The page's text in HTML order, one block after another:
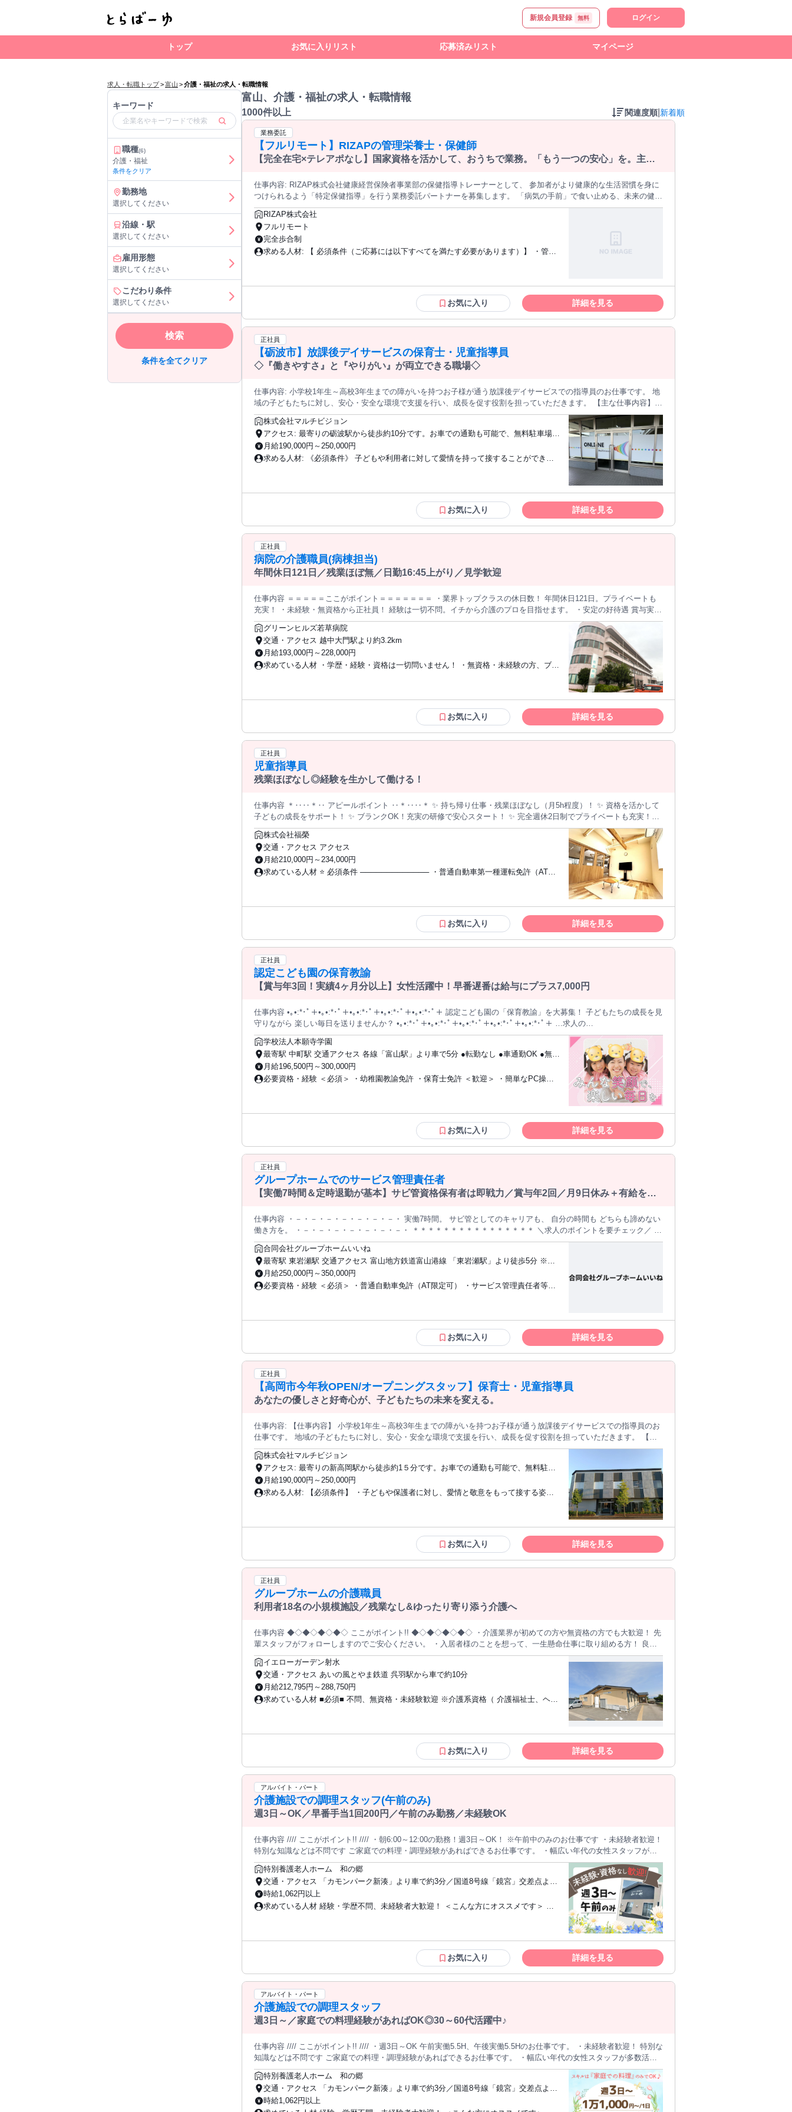
新規会員登録 無料 ログイン
トップ お気に入りリスト 応募済みリスト マイページ
求人・転職トップ>富山 >介護・福祉の求人・転職情報
キーワード
職種(6)
介護・福祉
条件をクリア
勤務地
選択してください
沿線・駅
選択してください
雇用形態
選択してください
こだわり条件
選択してください
検索
条件を全てクリア
富山、介護・福祉の求人・転職情報
1000件以上 関連度順 新着順
業務委託
【フルリモート】RIZAPの管理栄養士・保健師
【完全在宅×テレアポなし】国家資格を活かして、おうちで業務。「もう一つの安心」を。主
せた時間調整が可能です。1件ごとの成果報酬型だから、頑張った分だけ手応えのある収入に。
充実のサポート体制で、安心の在宅ワークを始めませんか？
仕事内容: RIZAP株式会社健康経営保険者事業部の保健指導トレーナーとして、 参加者がより健康的な生活習慣を身に
つけられるよう「特定保健指導」を行う業務委託パートナーを募集します。 「病気の手前」で食い止める、未来の健康
づくり 健康診断で生活習慣病のリスク（メタボリックシンドローム等）が見つかった方へ向けたサポートです。あなた
の専門知識を活かし、「病気にならないための生活習慣改善」を伴走しながら支援します。対象者様の未来の健康を守
る、非常にやりがいのあるお仕事です！ ≪応募条件≫ 保健師または管理栄養士の資格をお持ちの方 ※対象資格をお持
ちであれば、特定保健指導の業務自体が初めての方もご応募可能です。「人の健康に貢献したい」という思いをお持ち
のプロフェッショナルを歓迎いたします。 ≪業務開始までのステップ（実技スキルチェック）≫ 弊社では、業務を委
ールプレイング形式）」を実施させていただきます。事前に弊社の面談ノウハウや評価基準をしっかりと共有した上で
実技を確認するため、フリーランスとしての活動が初めての方でも、自信を持って業務をスタートしていただけます。
≪お仕事の流れ≫ ★初回面談から最終評価まで一貫して担当 ★面談・指導は全てオンラインで実施 ★初回面談アポ不
要！弊社予約システムで設定！ ★記録を自社管理システムに入力 ★専用アプリを使ったメッセージ送信（継続支援・
ムで行うため、テレアポ業務は原則なしです！
RIZAP株式会社
フルリモート
完全歩合制
求める人材: 【 必須条件（ご応募には以下すべてを満たす必要があります）】 ・管理
す。事前のご準備をお願いいたします。 ・基本的なPC操作が可能な方（簡単な入力操
作、メール対応など） ・スムーズなビデオ通話が可能なインターネット環境をご用意
いただける方（通信速度10Mbps以上推奨） ・中長期的に継続して業務をお任せでき
る方（基本契約は1年更新となります） ・特定保健指導に関する基礎知識・理解があ
る方（※実務経験は問いません！） ・今年度のご応募は10月の業務説明会までにご参
加可能な方に限る ⚠️ご注意事項（Wワークについて） 他のお仕事（パート・アルバイ
ト・フリーランス等）とのWワークは大歓迎です！ （※対象者様からの急な連絡や弊
き受けた業務を滞りなく遂行できる方に限らせていただきます。） 【 こんな方にピッ
タリの求人です！】 ・別のパートやフリーランスのお仕事と「Wワーク」したい方 ・
夕方17時以降や土日の「スキマ時間」を収入に変えたい方 ・対象者様と誠実に向き合
い、責任感を持ってサポートを楽しめる方 ・資格はあるけれど実務経験がない、また
はブランクがある方（手厚い導入サポートがあるので安心です！） ・「家事や育児の
合間」を活用して、家庭と無理なく両立したい方 《 働き方のイメージ（Wワークの稼
働例）》 「午前中は他のお仕事、夜19時から自宅で面談」など、ご自身の都合に合わ
ーまでの安心ステップ 》 契約締結から面談デビューまでは約2ヶ月間。事前のオンラ
イン業務説明（システム利用のオリエンテーション・理解度チェックあり）など、弊
社独自の丁寧な導入準備期間を設けています。「いきなり一人でスタート」というこ
とは絶対にありませんので、未経験の方も安心して飛び込んできてくださいね！
お気に入り 詳細を見る
正社員
【砺波市】放課後デイサービスの保育士・児童指導員
◇『働きやすさ』と『やりがい』が両立できる職場◇
仕事内容: 小学校1年生～高校3年生までの障がいを持つお子様が通う放課後デイサービスでの指導員のお仕事です。 地
域の子どもたちに対し、安心・安全な環境で支援を行い、成長を促す役割を担っていただきます。 【主な仕事内容】 *
放課後の子どもたちの身の回りの支援や遊びを通じた教育・指導 * 子どもたちの個々の特性に応じたプログラム、イベ
ントの作成補助・実施 * 保護者とのコミュニケーションおよび相談対応 * 定期的な記録や報告書の作成（持ち帰り仕事
はありません） * 社有車を利用した送迎（AT限定可） 子どもたちと一緒に成長し、共に楽しい時間を過ごすことが求
められます。地域社会への貢献を実感できるやりがいのある職場です。
株式会社マルチビジョン
アクセス: 最寄りの砺波駅から徒歩約10分です。お車での通勤も可能で、無料駐車場有
です。通勤に便利な立地となっております。
月給190,000円～250,000円
求める人材: 《必須条件》 子どもや利用者に対して愛情を持って接することができる
ている方 * 小学校、中学校、高校の教諭免許を有している方 * 社会福祉士、精神保健
業務に取り組むことができる方 * コミュニケーションを通じて、柔軟な対応ができる
方 * 主体的に考え、自発的に行動できる方
お気に入り 詳細を見る
正社員
病院の介護職員(病棟担当)
年間休日121日／残業ほぼ無／日勤16:45上がり／見学歓迎
仕事内容 ＝＝＝＝＝ここがポイント＝＝＝＝＝＝＝ ・業界トップクラスの休日数！ 年間休日121日。プライベートも
充実！ ・未経験・無資格から正社員！ 経験は一切不問。イチから介護のプロを目指せます。 ・安定の好待遇 賞与実績
は3.9ヶ月分！頑張りをしっかり評価します。 ・残業ほぼなし！ 勤務後の予定が立てやすい、負担の少ない環境です。
・育児休業取得実績あり ライフイベントを経ても長く働ける環境です。 ＝＝＝＝＝＝＝＝＝＝＝＝＝＝＝＝＝＝＝
━━━━━━ 仕事内容 ━━━━━━ 地域に根差した病院で、患者様とじっくり向き合えます 患者様の「日常」を支え
る、やりがいのあるお仕事です 医療法人社団 仁清会 グリーンヒルズ 若草病院の病棟にて、 入院患者様への介護業務
全般をご担当いただきます。 具体的には… ・日常生活のサポート：食事の配膳・介助、移動の介助など ・入浴介助：
安全で気持ちよく入浴できるためのサポート ・環境整備：ベッドメイキングや清掃など ・その他、看護師のサポート
女比率は男性：女性＝1：5 で、 20代1名、30代0名、40代6名、50代8名、60代15名と 幅広い年齢層が活躍中！ 休憩時
間は食堂でランチをする方や、 ナースセンターの休憩スペースでくつろいでいる方など様々。 ✅経験・資格は一切不
問！安心のサポート体制 現在活躍中のスタッフも、未経験からスタートした人が多数います。 入社後は、先輩スタッ
フがマンツーマンで丁寧に指導しますのでご安心ください。 人を思いやる気持ちがあれば大丈夫です。 ＼子育て世代
育休明けの時間勤務（9:15～16:00など） をしている方も多数！ ・ここ2年間ではすべての方が産育休を取得されてい
ます。 ・「家族との時間を最優先！」という雰囲気があり、 子供の行事や、急な発熱でのお休みが取りやすい環境！
・有給を1時間単位でとることができ、 お子さんの用事はもちろん、お父さんお母さんの通院や 自身の通院などに活用
グリーンヒルズ若草病院
交通・アクセス 越中大門駅より約3.2km
月給193,000円～228,000円
求めている人材 ・学歴・経験・資格は一切問いません！ ・無資格・未経験の方、ブラ
満（定年のため））
お気に入り 詳細を見る
正社員
児童指導員
残業ほぼなし◎経験を生かして働ける！
仕事内容 ＊‥‥＊‥ アピールポイント ‥＊‥‥＊ ✨ 持ち帰り仕事・残業ほぼなし（月5h程度）！ ✨ 資格を活かして
子どもの成長をサポート！ ✨ ブランクOK！充実の研修で安心スタート！ ✨ 完全週休2日制でプライベートも充実！
＊‥‥＊‥‥＊‥‥＊‥‥＊‥‥＊‥‥＊ ┏────────────────┓ 【働きやすさに自信があります】 子どもたち
が施設に来るのは午後から。 午前中は準備や事務作業に集中でき、 業務時間内に仕事が終わる環境です！ 【あなたの
経験が輝く場所です】 教員免許や保育士資格はあるけれど 実務から離れていた…という方も大歓迎。 先輩スタッフが
丁寧にフォローします◎ ┗────────────────┛ ⭐具体的なお仕事 ￣￣V￣￣￣￣￣￣￣￣￣￣￣￣￣￣￣￣￣
知的・発達に特性のあるお子さまを対象に、 一人ひとりのペースに合わせた成長支援を行います。 「できた！」「楽
お菓子作りや工作、手先を使った遊びなど コミュニケーションを育む企画を行います。 ✅ 学習支援・生活サポート 宿
題の補助や、集団生活でのルールを学ぶ ためのサポートを優しく行います。 ✅ 送迎業務 学校から施設、施設からご自
宅までの 安全な移動をサポートします（AT車使用）。 ⏩ 業務の流れ（平日例） ─────────── ・09:00～ 出社。ミ
ーティング、活動の準備 ・10:00～ 個別支援計画の作成や事務作業 ・12:00～ お昼休憩（60分） ・13:30～ 学校へお迎
えに出発 ・14:00～ 手洗い・うがい、宿題のサポート ・15:00～ みんなでおやつタイム♪ ・16:00～ 工作や運動などの
備に充てられるため、 心にゆとりを持って子どもたちを迎えられます。 ⭐ 教育体制 ─────────── 入社後まずは、
先輩スタッフと一緒に行動し、 子どもたちの顔や名前、施設のルールを 覚えることからスタートします。 いきなり一
人で業務をお任せすることはありません。 困ったことがあればすぐに相談できる フラットな環境ですので、ご安心く
援します。 必要な資格取得のためのサポート体制も 整えており、長くキャリアを築ける環境です。 ⭐ 採用担当からメ
ッセージ ───────────── 子どもたちの笑顔を引き出すためには、 まずスタッフ自身が笑顔で働ける環境が 何より
大切だと考えています。 「資格を活かして、もう一度働きたい」 「子どもとじっくり向き合う支援がしたい」 そんな
あなたの想いを、当社で実現しませんか？ 少しでも興味をお持ちいただけましたら、 ぜひお気軽にご応募ください！
─────【当社について】───── 私たちは、地域に根ざした児童福祉サービスを 展開しております。子どもたち一人
ひとりの 個性を尊重し、将来の自立に向けた 温かい支援をチーム全員で行っています。
株式会社福榮
交通・アクセス アクセス
月給210,000円～234,000円
求めている人材 ⭐ 必須条件 ───────────── ・普通自動車第一種運転免許（AT限
学療法士、作業療法士、言語聴覚士をお持ちの方 └ 大学等で社会福祉学・心理学・教
育学・社会学を専修した方 └ 高卒以上で児童福祉事業での実務経験が2年以上ある方
⭐ 歓迎条件 ───────────── ・児童発達支援、放課後等デイサービスでの勤務経験
・学童保育や教育現場での経験 ・ブランクがある方の職場復帰も大歓迎！ ・実務未経
験からのチャレンジも応援します。 ⭐ 求める人物像 ────────────── ・子どもが
好きな方、成長を一緒に喜べる方 ・ワークライフバランスを大切にしたい方 ・チーム
ワークを重視し、周囲と協力できる方 ・明るく前向きに業務に取り組める方
お気に入り 詳細を見る
正社員
認定こども園の保育教諭
【賞与年3回！実績4ヶ月分以上】女性活躍中！早番遅番は給与にプラス7,000円
仕事内容 •｡•:*･ﾟ＋•｡•:*･ﾟ＋•｡•:*･ﾟ＋•｡•:*･ﾟ＋•｡•:*･ﾟ＋ 認定こども園の「保育教諭」を大募集！ 子どもたちの成長を見
守りながら 楽しい毎日を送りませんか？ •｡•:*･ﾟ＋•｡•:*･ﾟ＋•｡•:*･ﾟ＋•｡•:*･ﾟ＋•｡•:*･ﾟ＋ …求人の
POINT………………………… ✅賞与年3回！実績4ヶ月分以上 ✅早番遅番は給与にプラス7,000円！ ✅ほぼ残業なし！ ✅
女性活躍中！若手が輝く職場 …………………………………………… ＜業務内容＞ 認定こども園「徳風幼稚園」にて 子
どもたちの支援をお任せします！ □具体的には… ・食事や着替え、午睡などのサポート ・活動中の安全管理 ・戸外遊
びや室内遊び ・園だより、クラスだより製作 など
学校法人本願寺学園
最寄駅 中町駅 交通アクセス 各線「富山駅」より車で5分 ●転勤なし ●車通勤OK ●無料
駐車場あり
月給196,500円～300,000円
必要資格・経験 ＜必須＞ ・幼稚園教諭免許 ・保育士免許 ＜歓迎＞ ・簡単なPC操作
●女性活躍中 ●20代活躍中
お気に入り 詳細を見る
正社員
グループホームでのサービス管理責任者
【実働7時間＆定時退勤が基本】サビ管資格保有者は即戦力／賞与年2回／月9日休み＋有給を取
仕事内容 ・－・－・－・－・－・－・－・ 実働7時間。 サビ管としてのキャリアも、 自分の時間も どちらも諦めない
働き方を。 ・－・－・－・－・－・－・－・ ＊＊＊＊＊＊＊＊＊＊＊＊＊＊＊＊ ＼求人のポイントを要チェック／ ♢
実働7時間・17時終業 ♢サビ管の資格を正当評価 ♢月給25万円以上＋賞与年2回 ♢月9日休み＋有給取得しやすい ♢複
数拠点を展開し業績安定 ♢書類選考なし＆オンライン面接OK ♢ブランクOK！ ＊＊＊＊＊＊＊＊＊＊＊＊＊＊＊＊
【仕事内容】 グループホームでの サービス管理責任者としての 業務全般をお任せします。 ・利用者様への生活面の支
援 ・職員マネジメント、勤務表作成 ・外部やご家族への連絡報告 ・支援会議や担当者会議への参加 ・利用者様の入所
／退所管理 ・利用者様に対するアセスメント ・サービス提供内容や記録の管理 ・個別支援計画書やモニタリングなど
合同会社グループホームいいね
最寄駅 東岩瀬駅 交通アクセス 富山地方鉄道富山港線 「東岩瀬駅」より徒歩5分 ※上
月給250,000円～350,000円
必要資格・経験 ＜必須＞ ・普通自動車免許（AT限定可） ・サービス管理責任者等実
師または正看護師資格 ・介護経験、 障害者福祉施設での実務経験 ・タブレット端末
在籍中 ⇒お子さんの体調不良時などの、 急な休みの相談がしやすい環境です！ ※18
お気に入り 詳細を見る
正社員
【高岡市今年秋OPEN/オープニングスタッフ】保育士・児童指導員
あなたの優しさと好奇心が、子どもたちの未来を変える。
仕事内容: 【仕事内容】 小学校1年生～高校3年生までの障がいを持つお子様が通う放課後デイサービスでの指導員のお
仕事です。 地域の子どもたちに対し、安心・安全な環境で支援を行い、成長を促す役割を担っていただきます。 【主
な仕事内容】 ・放課後の子どもたちの身の回りの支援や遊びを通じた教育・指導 ・子どもたちの個々の特性に応じた
プログラム、イベントの作成補助・実施 ・保護者とのコミュニケーションおよび相談対応 ・定期的な記録や報告書の
作成（持ち帰り仕事はありません） ・社有車を利用した送迎（AT限定可） 子どもたちと一緒に成長し、共に楽しい時
間を過ごすことが求められます。地域社会への貢献を実感できるやりがいのある職場です。
株式会社マルチビジョン
アクセス: 最寄りの新高岡駅から徒歩約1５分です。お車での通勤も可能で、無料駐車
場完備です。通勤に便利な立地となっております。
月給190,000円～250,000円
求める人材: 【必須条件】 ・子どもや保護者に対し、愛情と敬意をもって接する姿勢
こと （いずれか1つで可。児童指導員任用資格に準ずる要件） ・保育士、教員免許
たちの小さな成長や変化に喜びを感じられる方 ・指示待ちではなく、「自分から考
え、動ける」方 ・年齢や特性の異なる子どもたちに対して、柔軟に対応できる方 ・変
化や挑戦を楽しみ、新しい取り組みに前向きな姿勢を持てる方 ・送迎、記録、保護者
対応を含め、チームワークを大切にできる方 ・会社の「デジタルスキル育成」の教育
く意思のある方
お気に入り 詳細を見る
正社員
グループホームの介護職員
利用者18名の小規模施設／残業なし&ゆったり寄り添う介護へ
仕事内容 ◆◇◆◇◆◇◆◇ ここがポイント!! ◆◇◆◇◆◇◆◇ ・介護業界が初めての方や無資格の方でも大歓迎！ 先
輩スタッフがフォローしますのでご安心ください。 ・入居者様のことを想って、一生懸命仕事に取り組める方！ 良い
雰囲気で仕事ができるよう、スタッフ一丸となって取り組んでいます。 ・アットホームな環境！ 年代の壁などなく、
明るい雰囲気で馴染みやすい職場です。 ・2ユニット（利用者18名）の少人数施設♪ 時間に追われる介護ではなく、一
人ひとりに寄り添ったケアを目指します。 ◆◇◆◇◆◇◆◇◆◇◆◇◆◇◆◇◆◇◆◇◆◇◆◇ 認知症対応型グルー
プホーム「イエローガーデン射水」にて、入居者様の生活支援全般をお任せします。 ●レクリエーションの企画・運営
●施設内の環境整備・清掃 ●食事・排泄・入浴などの介助 ★当施設の特徴 1ユニット9名（2ユニット並列型）の施設で
す。 時間に追われる介護ではなく、ご本人のペースに合わせて楽しく生活していただけるよう、一人ひとりに寄り添っ
ずは施設の雰囲気や利用者様のお名前を覚えることから、あなたのペースで始めていきましょう。 また、弊社独自の資
格制度を構築しており、働きながらステップアップできる教育体制があります。 「認知症介護基礎研修」などの資格取
得支援制度もご用意していますので、ブランクからもう一度専門性を深めたい方も安心です。 ★仕事のやりがい 少人
数のグループホームだからこそ、利用者様一人ひとりと深い信頼関係を築くことができます。 日々のコミュニケーショ
りがいに繋がります。 訪問介護や他施設での経験がある方なら、「これこそが私がやりたかった介護だ」と実感してい
ただける環境です。
イエローガーデン射水
交通・アクセス あいの風とやま鉄道 呉羽駅から車で約10分
月給212,795円～288,750円
求めている人材 ■必須■ 不問、無資格・未経験歓迎 ※介護系資格（ 介護福祉士、ヘル
残業ほぼなしで働きたい方 ・ブランクがあって職場復帰を不安に思っている方 ・地域
したい方 身体介護・生活援助・ケアワーカー経験者 子育て卒業により社会復帰・職場
復帰をお考えの方 以下での勤務経験者の方 デイサービス サービス付高齢者住宅 住宅
型有料老人ホーム 特別養護老人ホーム 介護老人保健施設 介護付有料老人ホーム 訪問
介護・訪問入浴 年齢の条件と理由：あり（例外事由1号・65歳未満（定年のため））
お気に入り 詳細を見る
アルバイト・パート
介護施設での調理スタッフ(午前のみ)
週3日～OK／早番手当1回200円／午前のみ勤務／未経験OK
仕事内容 //// ここがポイント!! //// ・朝6:00～12:00の勤務！週3日～OK！ ※午前中のみのお仕事です ・未経験者歓迎！
特別な知識などは不問です ご家庭での料理・調理経験があればできるお仕事です。 ・幅広い年代の女性スタッフが多
数活躍中！ 年代の壁などなく、明るい雰囲気で馴染みやすい職場です。 ・シフトはお気軽にご相談ください！ 身体の
負担を少なめで働きたい方などもお気軽に働き方をご相談くださいね。 ///////////////////////// ＜具体的なお仕事内容＞ 厨
房にて食事の調理を担当していただきます。 利用者様29名に対し、1日あたり2～3名で従事します。 準備・下ごしらえ
からお皿への盛り付けまでお任せします。 切る、焼く、煮る、炊く、蒸す、ゆでる、揚げるといった ご家庭での料理
経験を活かして活躍できます！ ＜入社後について＞ 先輩スタッフが仕事内容や調理手順などを最初に教えます。 調理
スタッフとしてのお仕事が初めての方でもご安心ください。 利用者様の状況に合わせ対応が必要な場合、 調理手順の
マニュアルを完備しています。（ミキサーで細かく刻むなど） みんなで協力しながら利用者様に喜ばれる食事を仕上げ
ていきましょう！ ＜仕事をする環境について＞ 調理スタッフは4名が在籍しております。（男性１名・女性3名） 40～
70代の幅広い年代のスタッフが活躍中で、明るい雰囲気の職場です。 ときにはたわいのない会話もしながら働いていま
る特別養護老人ホームです。 新湊エリアの社会福祉発展に貢献することを志し、心伝わる介護サービスをご提供できる
者様とのコミュニケーションを大切にしています。 利用者様のペースやご要望などを十分汲み取り、きめ細かなサービ
スをご提供。 2.ご家庭のように過ごしやすく 利用者様がこれまで暮らしてきた生活リズムに近づけるよう、使い慣れ
た家具をお持ち込みいただくなど配慮。 毎日生き生きとお過ごしいただくために、リハビリテーション、レクリエーシ
困ったことがあれば、昼夜問わずいつでもコールできます。 また医療面でも日中は看護師が常駐し、定期的にみなさま
の健康状態をチェック。 万一夜中に体調を崩された場合も、提携する夜間医療機関に速やかに連絡するため安心。 - 設
立：2011年7月 従業員数：34名（男性8名：女性26名） ※パート18名 HP：http://www.shinminato-nagomi.com - 関連施
設：サンケアグループ（全30事業所を運営、700名以上のスタッフ在籍） 石川県・富山県に介護福祉サービスを展開。
有料老人ホーム・地域密着型介護老人福祉施設からショートステイ・デイサービスまで、さまざまな形で高齢者のみな
さまの明るくしあわせな生活をサポートしています。
特別養護老人ホーム 和の郷
交通・アクセス 「カモンパーク新湊」より車で約3分／国道8号線「鏡宮」交差点より
車で約3分
時給1,062円以上
求めている人材 経験・学歴不問、未経験者大歓迎！ ＜こんな方にオススメです＞ ・
タッフや調理補助、調理師の経験がある方も歓迎◎ 主婦（夫）パートでお仕事を探し
ている方や、 ハローワークでお仕事を探している方にもぴったりです。 中高年からシ
ニア世代まで幅広く活躍中！ たくさんのご応募お待ちしています。
お気に入り 詳細を見る
アルバイト・パート
介護施設での調理スタッフ
週3日～／家庭での料理経験があればOK◎30～60代活躍中♪
仕事内容 //// ここがポイント!! //// ・週3日～OK 午前実働5.5H、午後実働5.5Hのお仕事です。 ・未経験者歓迎！ 特別な
知識などは不問です ご家庭での料理・調理経験があればできるお仕事です。 ・幅広い年代の女性スタッフが多数活躍
中！ 年代の壁などなく、明るい雰囲気で馴染みやすい職場です。 ・シフトはお気軽に相談ください！ 身体の負担を少
なめで働きたい方などもお気軽に働き方をご相談くださいね。 ///////////////////////// ＜具体的なお仕事内容＞ 厨房にて食
事の調理を担当していただきます。 利用者様29名に対し、1日あたり2～3名で従事します。 準備・下ごしらえからお皿
への盛り付けまでお任せします。 切る、焼く、煮る、炊く、蒸す、ゆでる、揚げるといった ご家庭での料理経験を活
特別養護老人ホーム 和の郷
交通・アクセス 「カモンパーク新湊」より車で約3分／国道8号線「鏡宮」交差点より
車で約3分
時給1,062円以上